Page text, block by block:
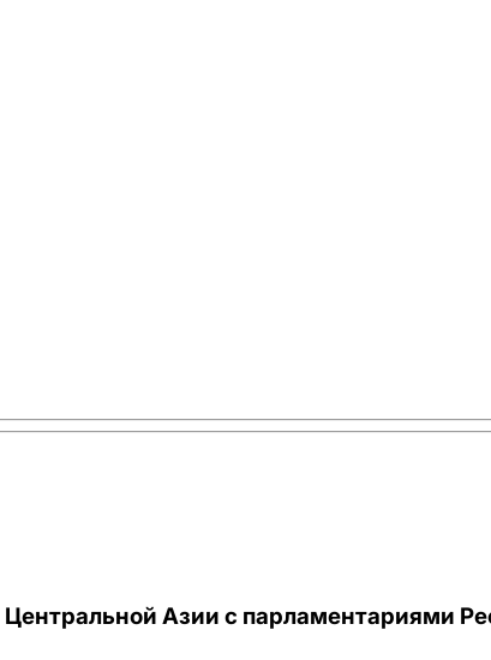
Центральной Азии с парламентариями